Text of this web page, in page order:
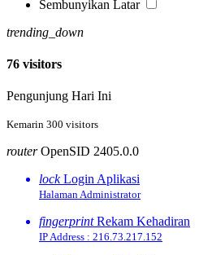
Sembunyikan Latar
trending_down
76 visitors
Pengunjung Hari Ini
Kemarin 300 visitors
routerOpenSID 2405.0.0
lockLogin Aplikasi
Halaman Administrator
fingerprintRekam Kehadiran
IP Address : 216.73.217.152